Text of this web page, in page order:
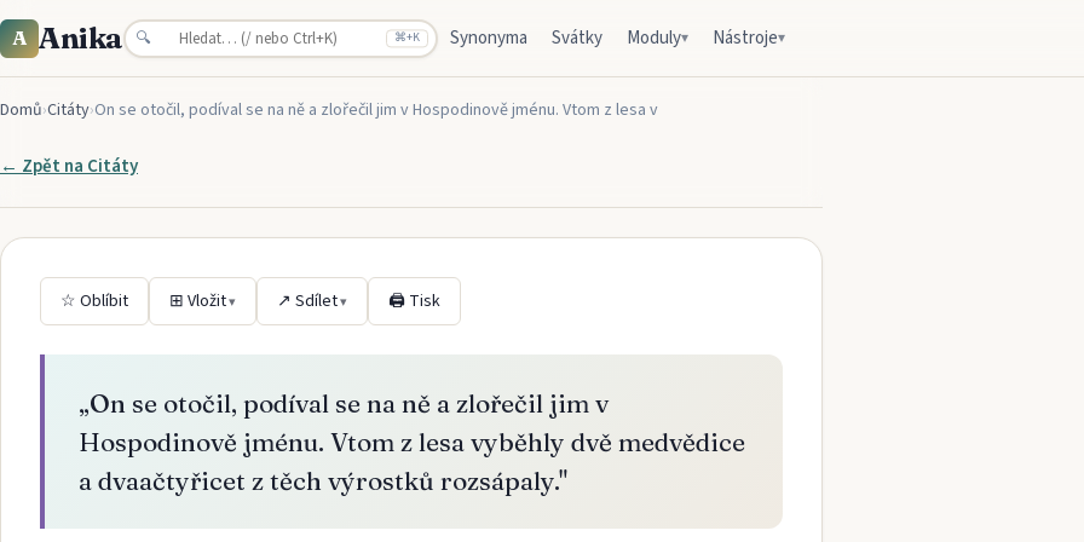
A Anika 🔍 ⌘+K Synonyma Svátky Moduly▾ Nástroje▾
Domů›Citáty›On se otočil, podíval se na ně a zlořečil jim v Hospodinově jménu. Vtom z lesa v
← Zpět na Citáty
☆ Oblíbit ⊞ Vložit▾ ↗ Sdílet▾ 🖨 Tisk
„On se otočil, podíval se na ně a zlořečil jim v
Hospodinově jménu. Vtom z lesa vyběhly dvě medvědice
a dvaačtyřicet z těch výrostků rozsápaly."